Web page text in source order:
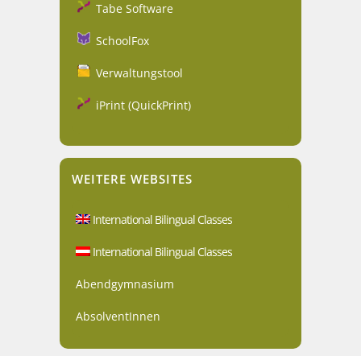
Tabe Software
SchoolFox
Verwaltungstool
iPrint (QuickPrint)
WEITERE WEBSITES
International Bilingual Classes
International Bilingual Classes
Abendgymnasium
AbsolventInnen